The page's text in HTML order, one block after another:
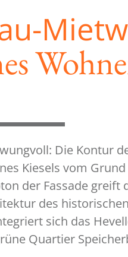
Die Kontur
Kiesels vom
der Fassade greift
des
sich das
Quartier